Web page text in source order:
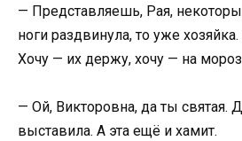
— Представляешь, Рая,
ноги раздвинула, то уже
Хочу — их держу, хочу — на
— Ой, Викторовна, да ты святая.
выставила. А эта ещё и хамит.